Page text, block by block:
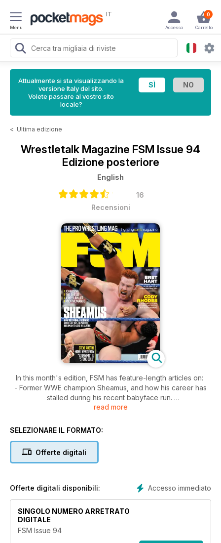
Menu
IT 0
Carrello
Accesso
Attualmente si sta visualizzando la
versione Italy del sito.
Volete passare al vostro sito
locale?
< Ultima edizione
Wrestletalk Magazine FSM Issue 94
Edizione posteriore
English
16
Recensioni
In this month's edition, FSM has feature-length articles on:
- Former WWE champion Sheamus, and how his career has
stalled during his recent babyface run.
- FSM speaks in-depth with WWE talent scout Gerald Brisco
future of the company.
USWA. FSM recalls how the period influenced The Attitude
the future.
- In the latest in our Greetings, Grapple Fans series, FSM
quizzes the peers of technical great, Mike Marino to bring
read more
SELEZIONARE IL FORMATO:
Offerte digitali
Accesso immediato
Offerte digitali disponibili:
SINGOLO NUMERO ARRETRATO
DIGITALE
FSM Issue 94